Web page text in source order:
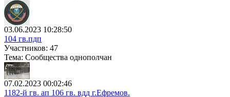
03.06.2023 10:28:50
104 гв.пдп
Участников: 47
Тема: Сообщества однополчан
07.02.2023 00:02:46
1182-й гв. ап 106 гв. вдд г.Ефремов.